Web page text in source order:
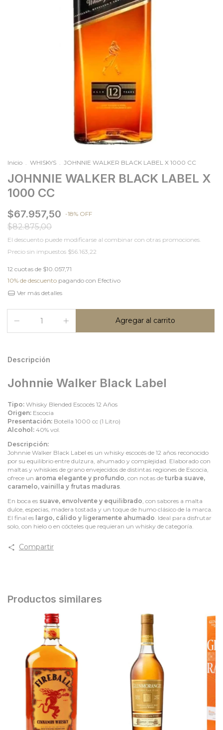
Inicio . WHISKYS . JOHNNIE WALKER BLACK LABEL X 1000 CC
JOHNNIE WALKER BLACK LABEL X
1000 CC
$67.957,50 -18% OFF
$82.875,00
El descuento puede modificarse al combinar con otras promociones.
Precio sin impuestos $56.163,22
12 cuotas de $10.057,71
10% de descuento pagando con Efectivo
Ver más detalles
Descripción
Johnnie Walker Black Label
Tipo: Whisky Blended Escocés 12 Años
Origen: Escocia
Presentación: Botella 1000 cc (1 Litro)
Alcohol: 40% vol.
Descripción:
Johnnie Walker Black Label es un whisky escocés de 12 años reconocido
por su equilibrio entre dulzura, ahumado y complejidad. Elaborado con
maltas y whiskies de grano envejecidos de distintas regiones de Escocia,
ofrece un aroma elegante y profundo , con notas de turba suave,
caramelo, vainilla y frutas maduras
En boca es suave, envolvente y equilibrado , con sabores a malta
dulce, especias, madera tostada y un toque de humo clásico de la marca.
El final es largo, cálido y ligeramente ahumado . Ideal para disfrutar
solo, con hielo o en cócteles que requieran un whisky de categoría.
Compartir
Productos similares